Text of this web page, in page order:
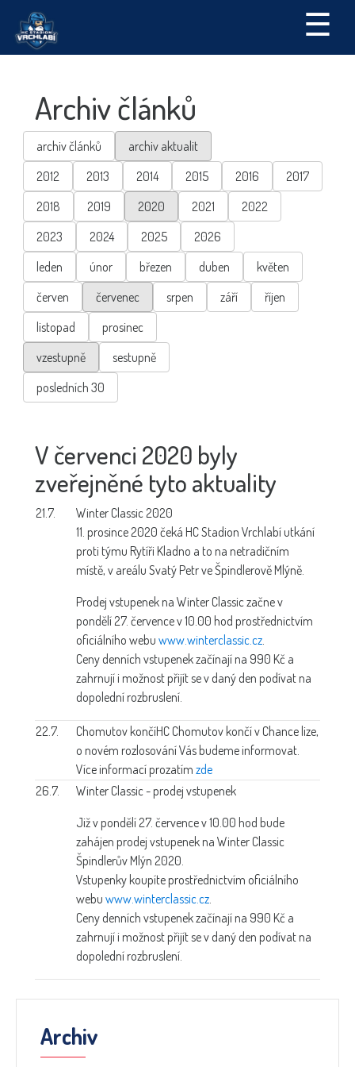
☰
Archiv článků
archiv článků
archiv aktualit
2012
2013 2014 2015 2016
2017
2018
2019 2020 2021
2022
2023
2024 2025
2026
leden
únor březen duben
květen
červen
červenec srpen září
říjen
listopad
prosinec
vzestupně
sestupně
posledních 30
V červenci 2020 byly
zveřejněné tyto aktuality
21.7.
Winter Classic 2020
11. prosince 2020 čeká HC Stadion Vrchlabí utkání
proti týmu Rytíři Kladno a to na netradičním
místě, v areálu Svatý Petr ve Špindlerově Mlýně.
Prodej vstupenek na Winter Classic začne v
pondělí 27. července v 10.00 hod prostřednictvím
oficiálního webu www.winterclassic.cz
Ceny denních vstupenek začínají na 990 Kč a
zahrnují i možnost přijít se v daný den podívat na
dopolední rozbruslení.
22.7. Chomutov končíHC Chomutov končí v Chance lize,
o novém rozlosování Vás budeme informovat.
Více informací prozatím zde
26.7.
Winter Classic - prodej vstupenek
Již v pondělí 27. července v 10.00 hod bude
zahájen prodej vstupenek na Winter Classic
Špindlerův Mlýn 2020.
Vstupenky koupíte prostřednictvím oficiálního
webu www.winterclassic.cz
Ceny denních vstupenek začínají na 990 Kč a
zahrnují i možnost přijít se v daný den podívat na
dopolední rozbruslení.
Archiv